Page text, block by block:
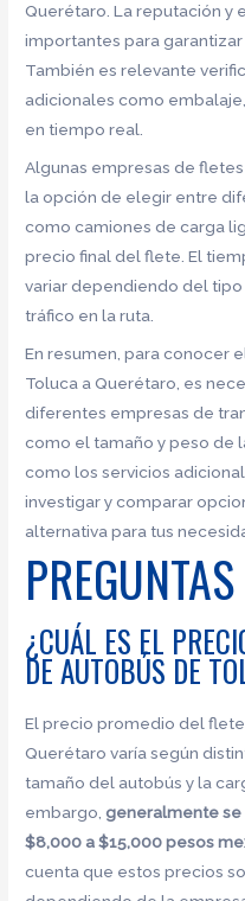
Querétaro. La reputación y
importantes para
También es relevante
adicionales como
en tiempo real.
Algunas empresas de
la opción de elegir entre
como camiones de carga
precio final del flete. El
variar dependiendo del
tráfico en la ruta.
En resumen, para conocer
Toluca a Querétaro, es
diferentes empresas de
como el tamaño y peso de
como los servicios
investigar y comparar
alternativa para tus
¿CUÁL ES EL
DE AUTOBÚS DE
El precio promedio del
Querétaro varía según
tamaño del autobús y la
embargo,generalmente se
$8,000 a $15,000 pesos
cuenta que estos precios